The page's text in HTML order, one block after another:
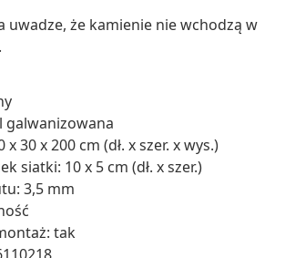
uwadze, że kamienie nie wchodzą w
galwanizowana
30 x 200 cm (dł. x szer. x wys.)
siatki: 10 x 5 cm (dł. x szer.)
3,5 mm
tak